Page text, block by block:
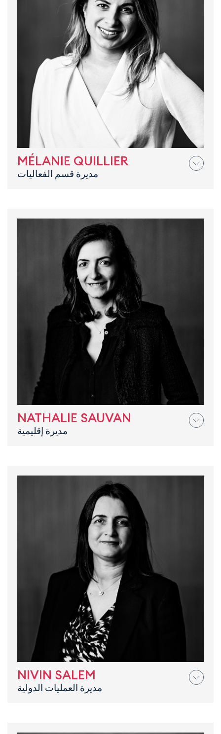
MÉLANIE QUILLIER
مديرة قسم الفعاليات
NATHALIE SAUVAN
مديرة إقليمية
NIVIN SALEM
مديرة العمليات الدولية